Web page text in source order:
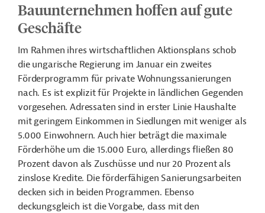
Bauunternehmen hoffen auf gute
Geschäfte
Im Rahmen ihres wirtschaftlichen Aktionsplans schob
die ungarische Regierung im Januar ein zweites
Förderprogramm für private Wohnungssanierungen
nach. Es ist explizit für Projekte in ländlichen Gegenden
vorgesehen. Adressaten sind in erster Linie Haushalte
mit geringem Einkommen in Siedlungen mit weniger als
5.000 Einwohnern. Auch hier beträgt die maximale
Förderhöhe um die 15.000 Euro, allerdings fließen 80
Prozent davon als Zuschüsse und nur 20 Prozent als
zinslose Kredite. Die förderfähigen Sanierungsarbeiten
decken sich in beiden Programmen. Ebenso
deckungsgleich ist die Vorgabe, dass mit den